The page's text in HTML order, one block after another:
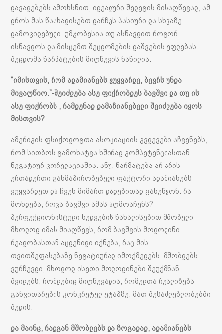
დავალებებს ამოხსნით, იდეალური შედეგის მისაღწევად, ამ
დროს მას წაახალისებთ დარჩეს პასიური და სხვაზე
დამოკიდებული. უმჯობესია თუ ასწავლით როგორ
ისწავლოს და მისცემთ შეცდომების დაშვების უფლებას.
შეცდომა წარმატების მიღწევის ნაწილია.
“იმისთვის, რომ ადამიანებს ვუყვარდე, ბევრს უნდა
მივაღწიო.”-შეიძლება ასე ფიქრობდეს ბავშვი და თუ ის
ასე ფიქრობს , რამდენად დამაზიანებელი შეიძლება იყოს
მისთვის?
ამერიკის ფსიქოლოგთა ასოციაციის კვლევები აჩვენებს,
რომ სითბოს გამოხატვა ხშირად კომპეტენციასთან
ნეგატიურ კორელაციაშია. ანუ, წარმატება არ არის
ერთადერთი განმაპირობებელი ფაქტორი ადამიანებს
ვუყვარდეთ და ჩვენ მიმართ დადებითად განეწყონ. რა
მოხდება, როცა ბავშვი ამას აღმოაჩენს?
პერფექციონისტული ხედვების წახალისებით მშობელი
მხოლოდ იმას მიაღწევს, რომ ბავშვის მოლოდინი
რეალობასთან აცდენილი იქნება, რაც მის
თვითშეფასებაზე ნეგატიურად იმოქმედებს. მშობლებს
ვურჩევდი, მხოლოდ ისეთი მოლოდინები შეუქმნან
შვილებს, რომლებიც მიღწევადია, რომელთა რეალიზება
განვითარების კონკრეტულ ეტაპზე, მათ შესაძლებლობებში
შედის.
და მაინც, რადგან მშობლებს და ზოგადად, ადამიანებს